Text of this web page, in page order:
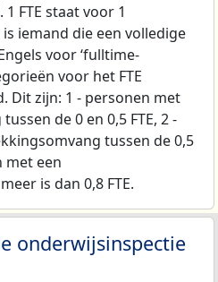
FTE staat voor 1
iemand die een volledige
voor ‘fulltime-
voor het FTE
Dit zijn: 1 - personen met
de 0 en 0,5 FTE, 2 -
tussen de 0,5
met een
is dan 0,8 FTE.
onderwijsinspectie